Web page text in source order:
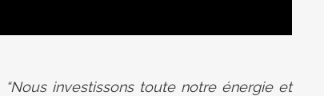
“Nous investissons toute notre énergie et